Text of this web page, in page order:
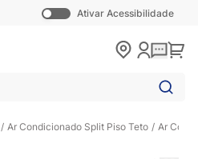
Ativar Acessibilidade
/ Ar Condicionado Split Piso Teto / Ar